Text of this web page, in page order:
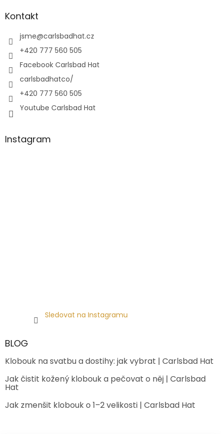
Kontakt
jsme@carlsbadhat.cz
+420 777 560 505
Facebook Carlsbad Hat
carlsbadhatco/
+420 777 560 505
Youtube Carlsbad Hat
Instagram
Sledovat na Instagramu
BLOG
Klobouk na svatbu a dostihy: jak vybrat | Carlsbad Hat
Jak čistit kožený klobouk a pečovat o něj | Carlsbad
Hat
Jak zmenšit klobouk o 1–2 velikosti | Carlsbad Hat